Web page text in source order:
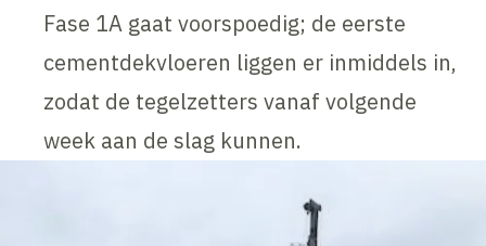
Fase 1A gaat voorspoedig; de eerste
cementdekvloeren liggen er inmiddels in,
zodat de tegelzetters vanaf volgende
week aan de slag kunnen.